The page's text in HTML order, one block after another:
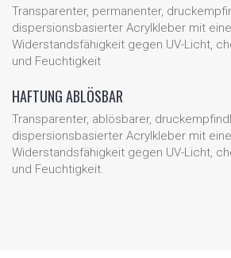
Transparenter, permanenter,
dispersionsbasierter Acrylkleber mit
Widerstandsfähigkeit gegen UV-Licht,
und Feuchtigkeit
HAFTUNG ABLÖSBAR
Transparenter, ablösbarer,
dispersionsbasierter Acrylkleber mit
Widerstandsfähigkeit gegen UV-Licht,
und Feuchtigkeit.